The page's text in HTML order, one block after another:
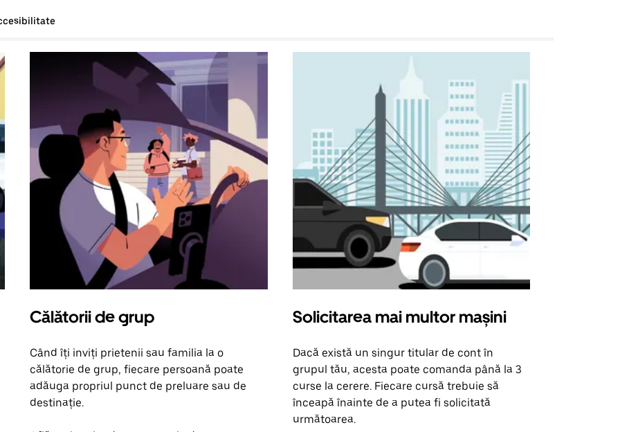
Călătorii de grup
Când îți inviți prietenii sau familia la o
călătorie de grup, fiecare persoană poate
adăuga propriul punct de preluare sau de
destinație.
Solicitarea mai multor mașini
Dacă există un singur titular de cont în
grupul tău, acesta poate comanda până la 3
curse la cerere. Fiecare cursă trebuie să
înceapă înainte de a putea fi solicitată
următoarea.